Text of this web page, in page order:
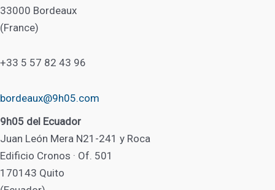
33000 Bordeaux
(France)
+33 5 57 82 43 96
bordeaux@9h05.com
9h05 del Ecuador
Juan León Mera N21-241 y Roca
Edificio Cronos · Of. 501
170143 Quito